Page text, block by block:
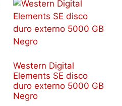
Western Digital
Elements SE disco
duro externo 5000 GB
Negro